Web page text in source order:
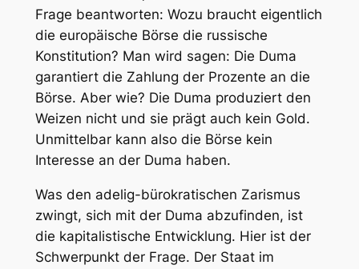
Frage beantworten: Wozu braucht eigentlich
die europäische Börse die russische
Konstitution? Man wird sagen: Die Duma
garantiert die Zahlung der Prozente an die
Börse. Aber wie? Die Duma produziert den
Weizen nicht und sie prägt auch kein Gold.
Unmittelbar kann also die Börse kein
Interesse an der Duma haben.
Was den adelig-bürokratischen Zarismus
zwingt, sich mit der Duma abzufinden, ist
die kapitalistische Entwicklung. Hier ist der
Schwerpunkt der Frage. Der Staat im